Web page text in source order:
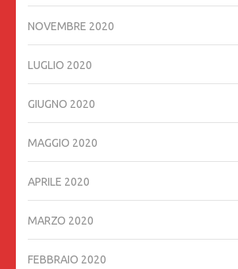
NOVEMBRE 2020
LUGLIO 2020
GIUGNO 2020
MAGGIO 2020
APRILE 2020
MARZO 2020
FEBBRAIO 2020